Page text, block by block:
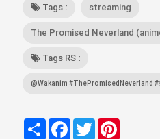
Tags : streaming
The Promised Neverland
Tags RS :
@Wakanim #ThePromisedNeverland #
PartagerFacebook
TwitterPinterest